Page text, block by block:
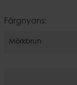
Färgnyans:
Mörkbrun